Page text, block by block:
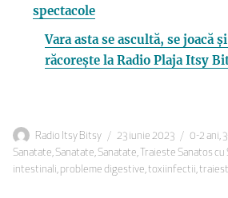
spectacole
Vara asta se ascultă, se joacă
răcorește la Radio Plaja Itsy
Autor
Radio Itsy Bitsy
Publicat
pe
23 iunie 2023 0-2 ani,
Sanatate,Sanatate,Sanatate, Traieste Sanatos cu
intestinali, probleme digestive,toxiinfectii,